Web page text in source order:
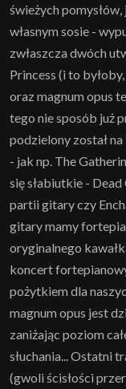
świeżych
własnym sosie -
zwłaszcza dwóch
Princess (i to
oraz magnum opus
tego nie sposób już
podzielony został
- jak np. The
się słabiutkie -
partii gitary czy
gitary mamy
oryginalnego
koncert
pożytkiem dla
magnum opus jest
zaniżając poziom
słuchania... Ostatni
(gwoli ścisłości